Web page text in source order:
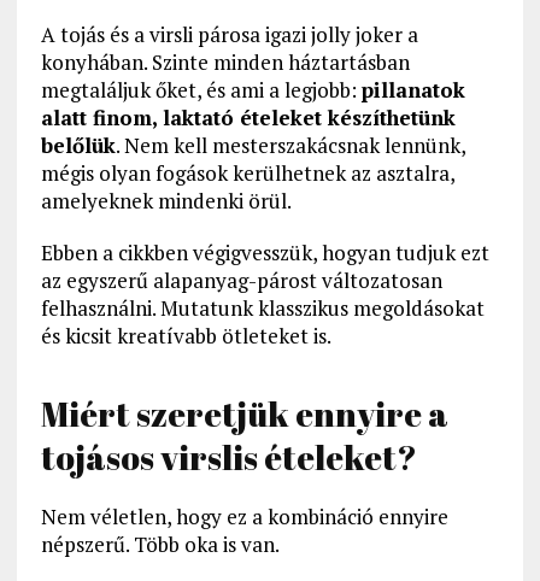
A tojás és a virsli párosa igazi jolly joker a
konyhában. Szinte minden háztartásban
megtaláljuk őket, és ami a legjobb: pillanatok
alatt finom, laktató ételeket készíthetünk
belőlük. Nem kell mesterszakácsnak lennünk,
mégis olyan fogások kerülhetnek az asztalra,
amelyeknek mindenki örül.
Ebben a cikkben végigvesszük, hogyan tudjuk ezt
az egyszerű alapanyag-párost változatosan
felhasználni. Mutatunk klasszikus megoldásokat
és kicsit kreatívabb ötleteket is.
Miért szeretjük ennyire a
tojásos virslis ételeket?
Nem véletlen, hogy ez a kombináció ennyire
népszerű. Több oka is van.